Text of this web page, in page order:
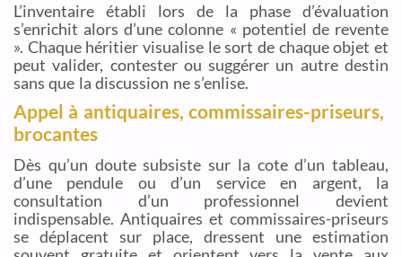
L’inventaire établi lors de la phase d’évaluation
s’enrichit alors d’une colonne « potentiel de revente
». Chaque héritier visualise le sort de chaque objet et
peut valider, contester ou suggérer un autre destin
sans que la discussion ne s’enlise.
Appel à antiquaires, commissaires-priseurs,
brocantes
Dès qu’un doute subsiste sur la cote d’un tableau,
d’une pendule ou d’un service en argent, la
consultation d’un professionnel devient
indispensable. Antiquaires et commissaires-priseurs
se déplacent sur place, dressent une estimation